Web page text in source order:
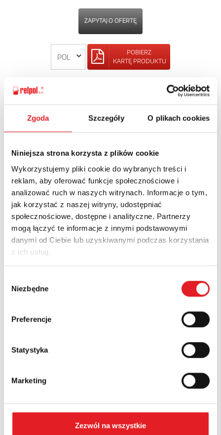
Zgoda Szczegóły O plikach cookies
Niniejsza strona korzysta z plików cookie
Wykorzystujemy pliki cookie do wybranych treści i
reklam, aby oferować funkcje społecznościowe i
analizować ruch w naszych witrynach. Informacje o tym,
jak korzystać z naszej witryny, udostępniać
społecznościowe, dostępne i analityczne. Partnerzy
mogą łączyć te informacje z innymi podstawowymi
danymi od Ciebie lub uzyskiwanymi podczas korzystania
z ich usług.
zgody
Niezbędne
Preferencje
Statystyka
Marketing
Zezwól na wszystkie
ZAPYTAJ O OFERTĘ
POBIERZ
KARTĘ PRODUKTU
Zapytaj o szczegóły oferty
Imię i nazwisko: *
Adres e-mail: *
Nazwa firmy:
Numer telefonu: